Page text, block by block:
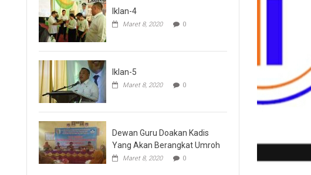
Iklan-4
Maret 8, 2020 0
Iklan-5
Maret 8, 2020 0
Dewan Guru Doakan Kadis
Yang Akan Berangkat Umroh
Maret 8, 2020 0